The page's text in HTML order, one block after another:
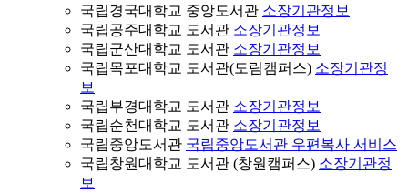
국립경국대학교 중앙도서관 소장기관정보
국립공주대학교 도서관 소장기관정보
국립군산대학교 도서관 소장기관정보
국립목포대학교 도서관(도림캠퍼스) 소장기관정
보
국립부경대학교 도서관 소장기관정보
국립순천대학교 도서관 소장기관정보
국립중앙도서관 국립중앙도서관 우편복사 서비스
국립창원대학교 도서관 (창원캠퍼스) 소장기관정
보